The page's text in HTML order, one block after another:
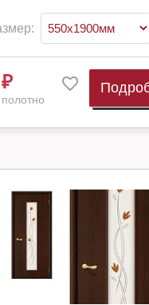
₽
полотно